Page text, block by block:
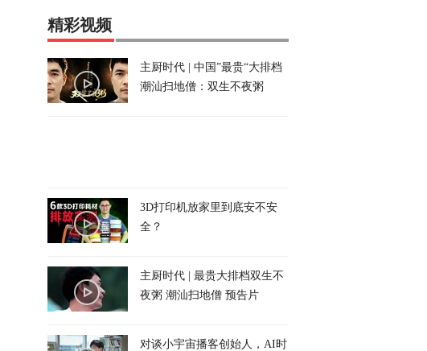
精彩视频
主厨时代 | 中国”最贵“大排档
潮汕扫地僧：双生不夜粥
3D打印机放家里到底安不安
全？
主厨时代 | 最贵大排档双生不
夜粥 潮汕扫地僧 预告片
对谈小宇宙播客创始人，AI时